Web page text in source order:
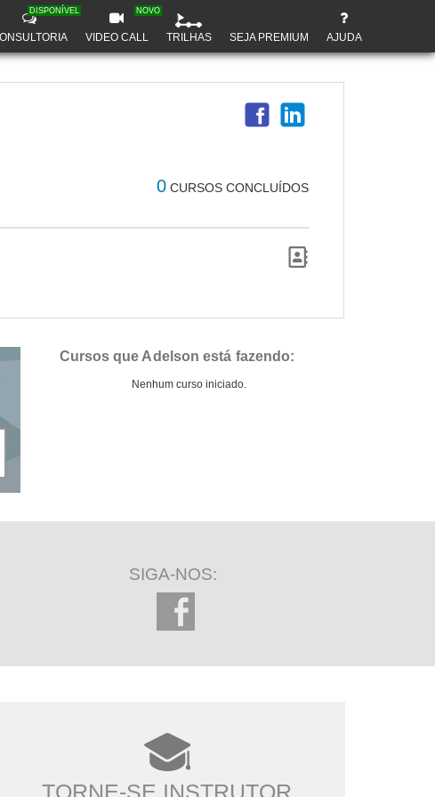
DISPONÍVEL
VIDEO CALL
NOVO
TRILHAS SEJA PREMIUM AJUDA
0 CURSOS CONCLUÍDOS
Cursos que Adelson está fazendo:
Nenhum curso iniciado.
SIGA-NOS:
TORNE-SE INSTRUTOR